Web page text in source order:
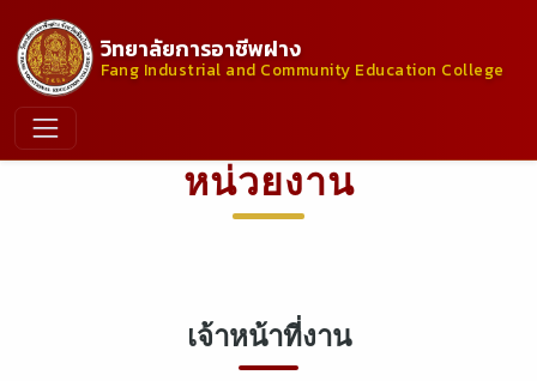
วิทยาลัยการอาชีพฝาง
Fang Industrial and Community Education College
หน่วยงาน
เจ้าหน้าที่งาน